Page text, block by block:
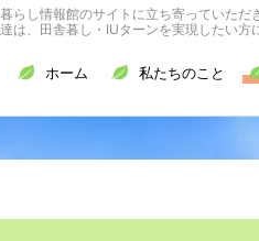
らし情報館のサイトに立ち寄っていた
は、田舎暮し・IUターンを実現したい方
ホーム 私たちのこと